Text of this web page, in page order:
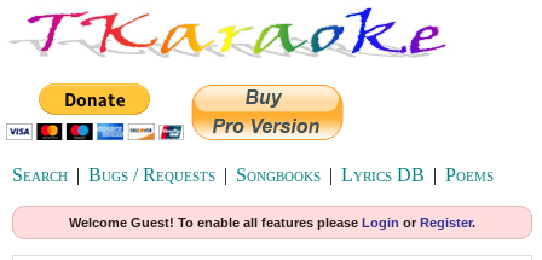
Search | Bugs / Requests | Songbooks | Lyrics DB | Poems
Welcome Guest! To enable all features please Login or Register.